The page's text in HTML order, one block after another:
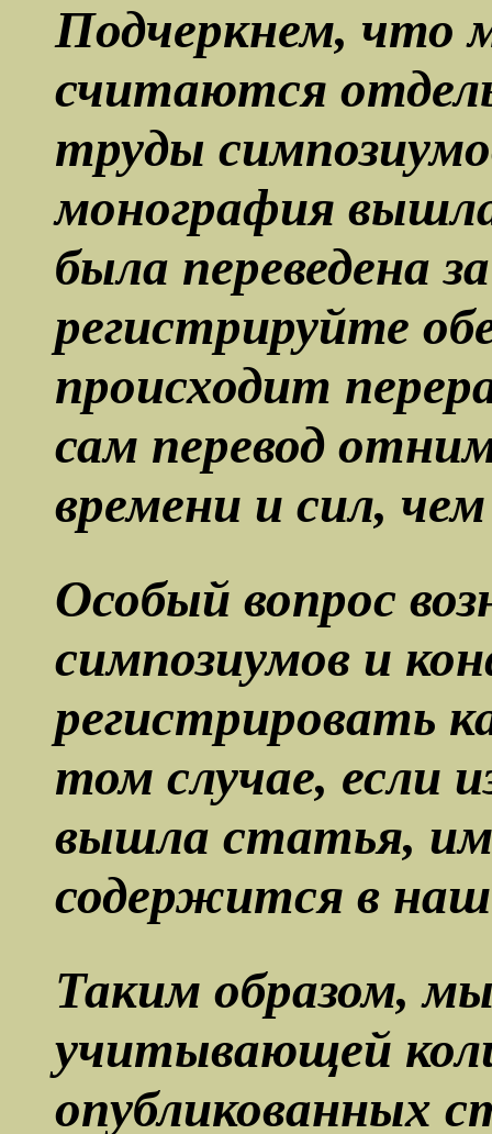
Подчеркнем, что
считаются
труды
монография
была переведена
регистрируйте
происходит
сам перевод
времени и сил,
Особый вопрос
симпозиумов и
регистрировать
том случае, если
вышла статья,
содержится в
Таким образом,
учитывающей
опубликованных